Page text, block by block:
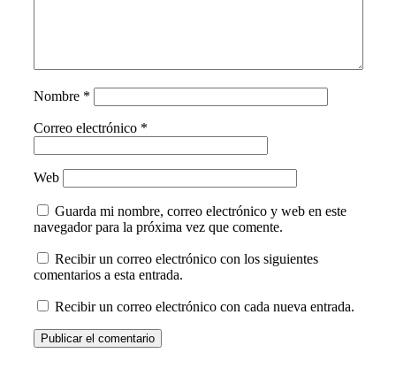
Nombre *
Correo electrónico *
Web
Guarda mi nombre, correo electrónico y web en este
navegador para la próxima vez que comente.
Recibir un correo electrónico con los siguientes
comentarios a esta entrada.
Recibir un correo electrónico con cada nueva entrada.